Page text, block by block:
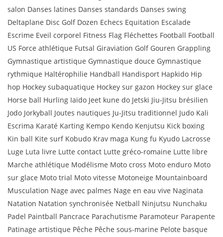
salon Danses latines Danses standards Danses swing
Deltaplane Disc Golf Dozen Echecs Equitation Escalade
Escrime Eveil corporel Fitness Flag Fléchettes Football Football
US Force athlétique Futsal Giraviation Golf Gouren Grappling
Gymnastique artistique Gymnastique douce Gymnastique
rythmique Haltérophilie Handball Handisport Hapkido Hip
hop Hockey subaquatique Hockey sur gazon Hockey sur glace
Horse ball Hurling Iaïdo Jeet kune do Jetski Jiu-Jitsu brésilien
Jodo Jorkyball Joutes nautiques Ju-Jitsu traditionnel Judo Kali
Escrima Karaté Karting Kempo Kendo Kenjutsu Kick boxing
Kin ball Kite surf Kobudo Krav maga Kung fu Kyudo Lacrosse
Luge Luta livre Lutte contact Lutte gréco-romaine Lutte libre
Marche athlétique Modélisme Moto cross Moto enduro Moto
sur glace Moto trial Moto vitesse Motoneige Mountainboard
Musculation Nage avec palmes Nage en eau vive Naginata
Natation Natation synchronisée Netball Ninjutsu Nunchaku
Padel Paintball Pancrace Parachutisme Paramoteur Parapente
Patinage artistique Pêche Pêche sous-marine Pelote basque